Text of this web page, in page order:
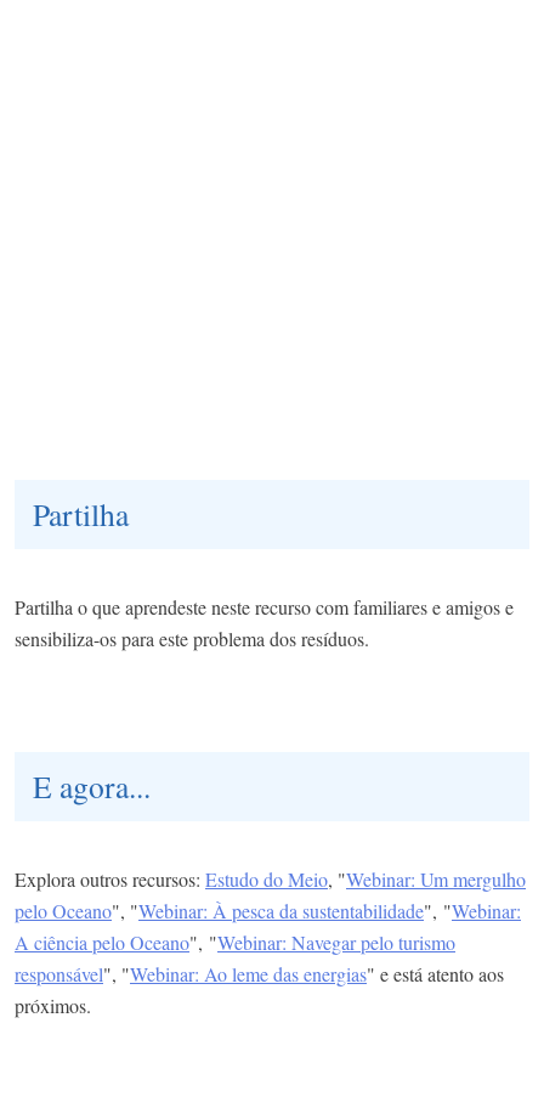
Partilha
Partilha o que aprendeste neste recurso com familiares e amigos e
sensibiliza-os para este problema dos resíduos.
E agora...
Explora outros recursos: Estudo do Meio, "Webinar: Um mergulho
pelo Oceano", "Webinar: À pesca da sustentabilidade", "Webinar:
A ciência pelo Oceano", "Webinar: Navegar pelo turismo
responsável", "Webinar: Ao leme das energias" e está atento aos
próximos.